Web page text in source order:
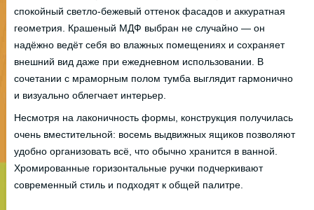
спокойный светло-бежевый оттенок фасадов и аккуратная
геометрия. Крашеный МДФ выбран не случайно — он
надёжно ведёт себя во влажных помещениях и сохраняет
внешний вид даже при ежедневном использовании. В
сочетании с мраморным полом тумба выглядит гармонично
и визуально облегчает интерьер.
Несмотря на лаконичность формы, конструкция получилась
очень вместительной: восемь выдвижных ящиков позволяют
удобно организовать всё, что обычно хранится в ванной.
Хромированные горизонтальные ручки подчеркивают
современный стиль и подходят к общей палитре.